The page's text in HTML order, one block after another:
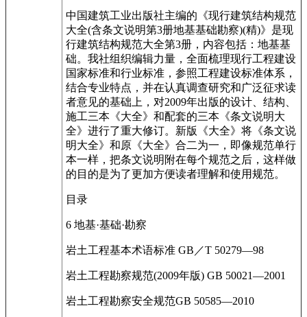
中国建筑工业出版社主编的《现行建筑结构规范
大全(含条文说明第3册地基基础勘察)(精)》是现
行建筑结构规范大全第3册，内容包括：地基基
础。我社组织编辑力量，全面梳理现行工程建设
国家标准和行业标准，参照工程建设标准体系，
结合专业特点，并在认真调查研究和广泛征求读
者意见的基础上，对2009年出版的设计、结构、
施工三本《大全》和配套的三本《条文说明大
全》进行了重大修订。新版《大全》将《条文说
明大全》和原《大全》合二为一，即像规范单行
本一样，把条文说明附在每个规范之后，这样做
的目的是为了更加方便读者理解和使用规范。
目录
6 地基·基础·勘察
岩土工程基本术语标准 GB／T 50279—98
岩土工程勘察规范(2009年版) GB 50021—2001
岩土工程勘察安全规范GB 50585—2010